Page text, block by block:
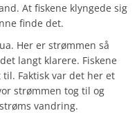
At fiskene klyngede sig
finde det.
Her er strømmen så
langt klarere. Fiskene
Faktisk var det her et
strømmen tog til og
vandring.